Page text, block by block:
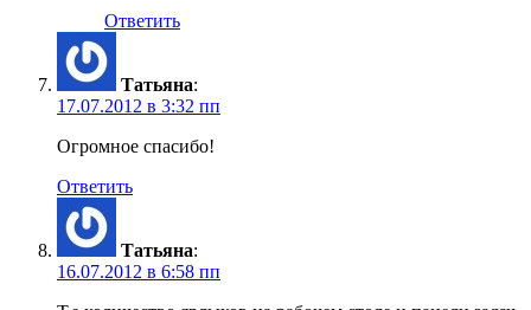
Ответить
Татьяна:
17.07.2012 в 3:32 пп
Огромное спасибо!
Ответить
Татьяна:
16.07.2012 в 6:58 пп